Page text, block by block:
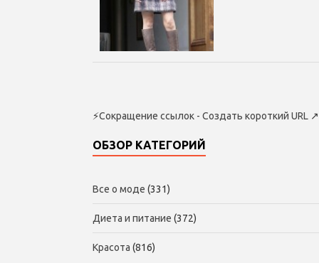
⚡Сокращение ссылок - Создать короткий URL ↗
ОБЗОР КАТЕГОРИЙ
Все о моде (331)
Диета и питание (372)
Красота (816)